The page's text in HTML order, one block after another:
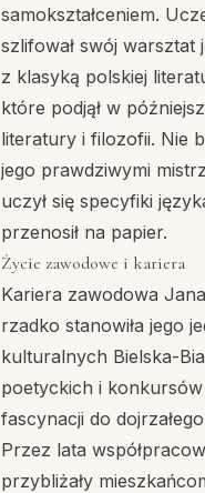
samokształceniem.
szlifował swój warsztat
z klasyką polskiej
które podjął w
literatury i filozofii. Nie
jego prawdziwymi
uczył się specyfiki
przenosił na papier.
Życie zawodowe i kariera
Kariera zawodowa
rzadko stanowiła jego
kulturalnych Bielska-
poetyckich i
fascynacji do
Przez lata
przybliżały